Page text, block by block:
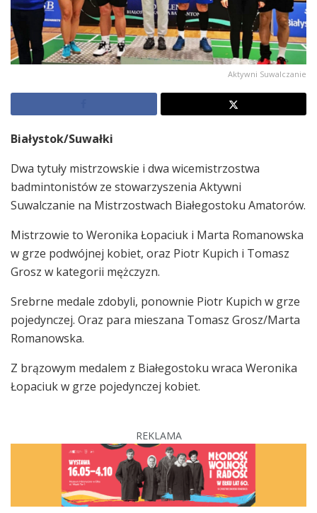
Aktywni Suwalczanie
Białystok/Suwałki
Dwa tytuły mistrzowskie i dwa wicemistrzostwa
badmintonistów ze stowarzyszenia Aktywni
Suwalczanie na Mistrzostwach Białegostoku Amatorów.
Mistrzowie to Weronika Łopaciuk i Marta Romanowska
w grze podwójnej kobiet, oraz Piotr Kupich i Tomasz
Grosz w kategorii mężczyzn.
Srebrne medale zdobyli, ponownie Piotr Kupich w grze
pojedynczej. Oraz para mieszana Tomasz Grosz/Marta
Romanowska.
Z brązowym medalem z Białegostoku wraca Weronika
Łopaciuk w grze pojedynczej kobiet.
REKLAMA